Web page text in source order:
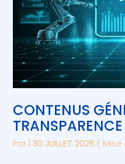
CONTENUS
Par |30 JUILLET 2026 ( Mise